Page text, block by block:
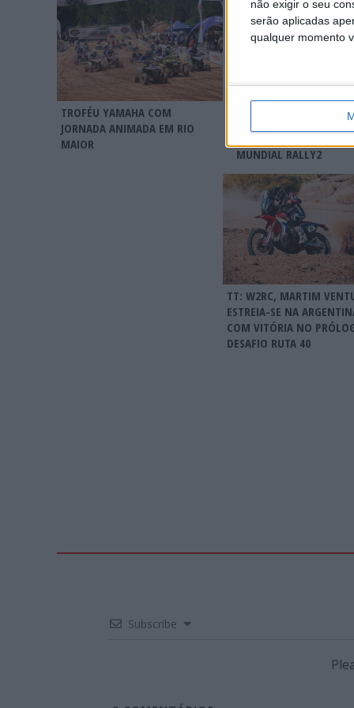
não exigir o seu
serão aplicadas
qualquer momento
TROFÉU YAMAHA COM
JORNADA ANIMADA EM RIO
MAIOR
TT: MARTIM VENTURA
CONQUISTA O
E ASSUME A
MUNDIAL RALLY2
TT: W2RC, MARTIM
ESTREIA-SE NA
COM VITÓRIA NO
DESAFIO RUTA 40
Subscribe